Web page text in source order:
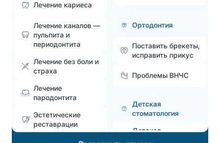
Лечение кариеса
Лечение каналов —
пульпита и
периодонтита
Лечение без боли и
страха
Лечение
пародонтита
Эстетические
реставрации
Ортодонтия
Поставить брекеты,
исправить прикус
Проблемы ВНЧС
Детская
стоматология
Детская